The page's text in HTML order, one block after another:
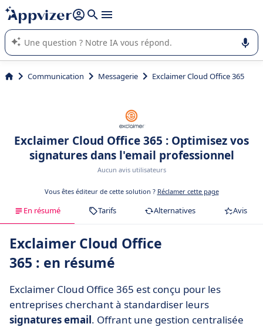
répondre (plusieurs lignes avec
L'IA de Appvizer vous guide dans l'utilisation ou la sélection de
logiciel SaaS en entreprise.
Communication Messagerie Exclaimer Cloud Office 365
Exclaimer Cloud Office 365 : Optimisez vos
signatures dans l'email professionnel
Aucun avis utilisateurs
Vous êtes éditeur de cette solution ? Réclamer cette page
En résumé Tarifs Alternatives Avis
Exclaimer Cloud Office
365 : en résumé
Exclaimer Cloud Office 365 est conçu pour les
entreprises cherchant à standardiser leurs
signatures email. Offrant une gestion centralisée